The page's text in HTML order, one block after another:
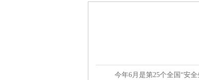
今年6月是第25个全国“安全